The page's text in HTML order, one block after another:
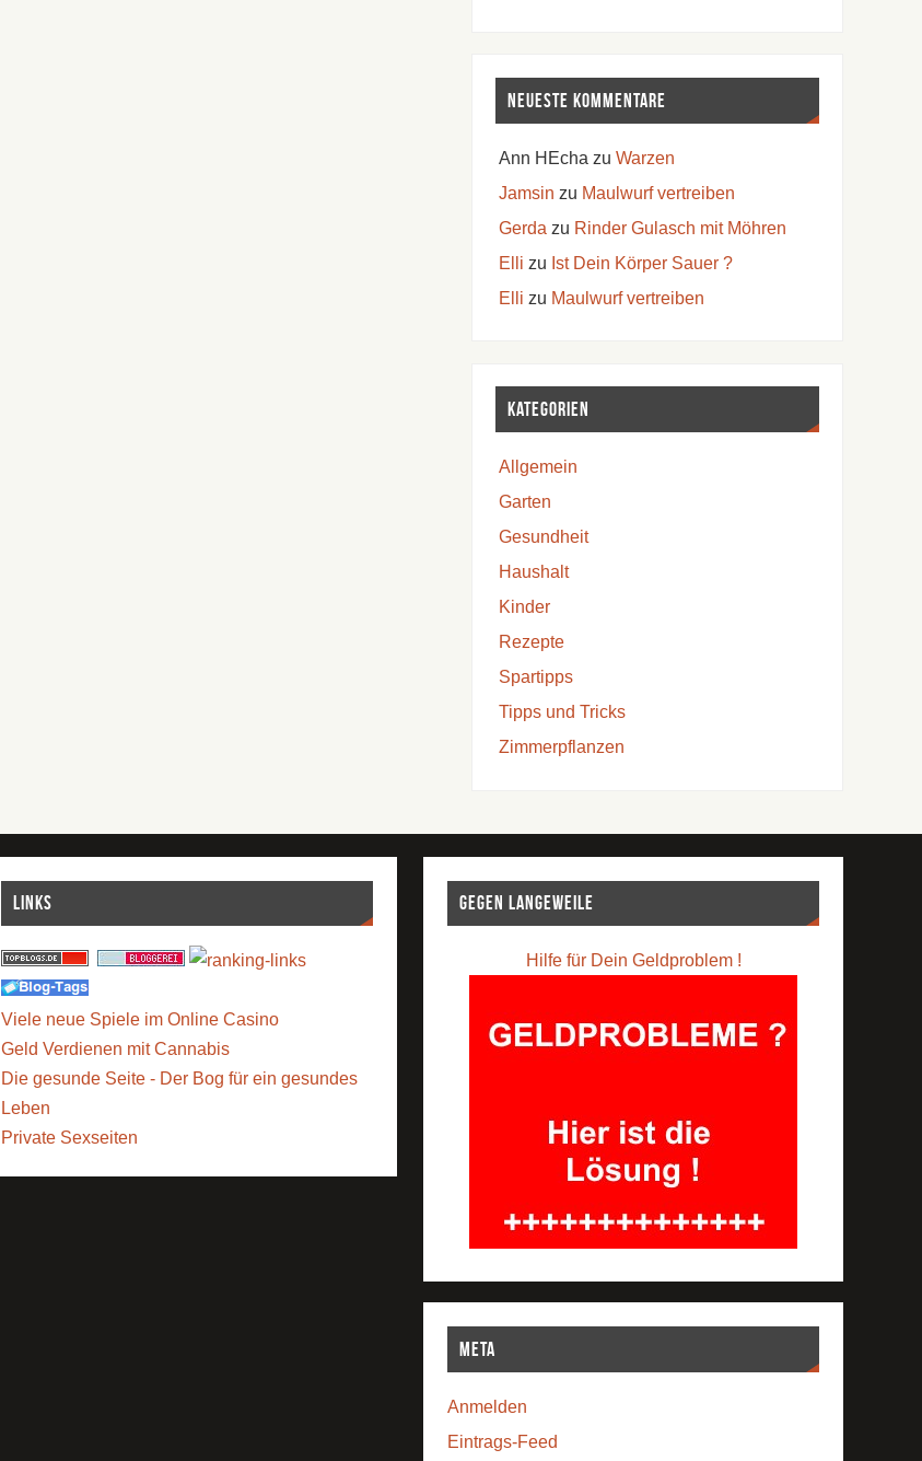
Neueste Kommentare
Ann HEcha zu Warzen
Jamsin zu Maulwurf vertreiben
Gerda zu Rinder Gulasch mit Möhren
Elli zu Ist Dein Körper Sauer ?
Elli zu Maulwurf vertreiben
Kategorien
Allgemein
Garten
Gesundheit
Haushalt
Kinder
Rezepte
Spartipps
Tipps und Tricks
Zimmerpflanzen
Links
Viele neue Spiele im Online Casino
Geld Verdienen mit Cannabis
Die gesunde Seite - Der Bog für ein gesundes
Leben
Private Sexseiten
Gegen Langeweile
Hilfe für Dein Geldproblem !
Meta
Anmelden
Eintrags-Feed